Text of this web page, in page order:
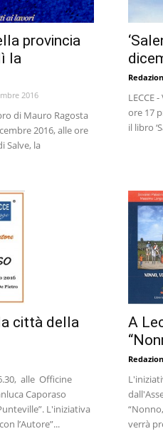
provincia
la
2016
di Mauro Ragosta
2016, alle ore
Salve, la
LECCE
ore 17
il libro
città della
alle Officine
Caporaso
L'iniziativa
l’Autore”...
A
verrà